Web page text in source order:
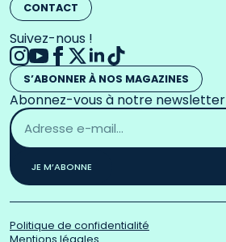
CONTACT
Suivez-nous !
S’ABONNER À NOS MAGAZINES
Abonnez-vous à notre newsletter
Adresse
email
*
JE M’ABONNE
Politique de confidentialité
Mentions légales